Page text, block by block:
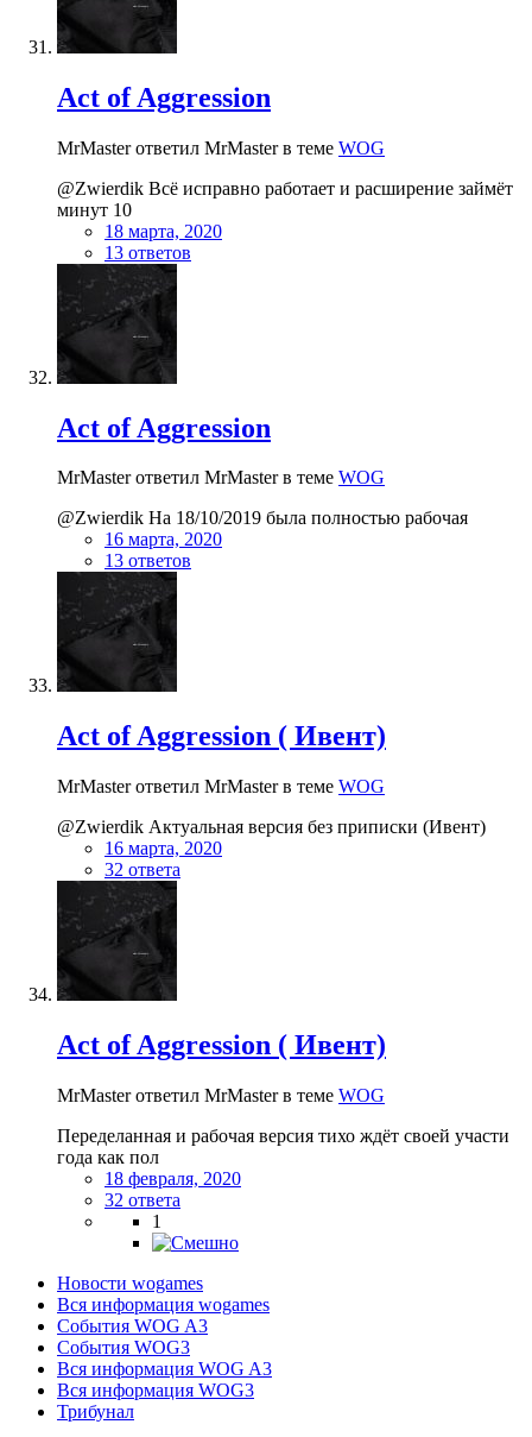
Act of Aggression
MrMaster ответил MrMaster в теме WOG
@Zwierdik Всё исправно работает и расширение займёт
минут 10
18 марта, 2020
13 ответов
Act of Aggression
MrMaster ответил MrMaster в теме WOG
@Zwierdik На 18/10/2019 была полностью рабочая
16 марта, 2020
13 ответов
Act of Aggression ( Ивент)
MrMaster ответил MrMaster в теме WOG
@Zwierdik Актуальная версия без приписки (Ивент)
16 марта, 2020
32 ответа
Act of Aggression ( Ивент)
MrMaster ответил MrMaster в теме WOG
Переделанная и рабочая версия тихо ждёт своей участи
года как пол
18 февраля, 2020
32 ответа
1
Новости wogames
Вся информация wogames
События WOG A3
События WOG3
Вся информация WOG A3
Вся информация WOG3
Трибунал